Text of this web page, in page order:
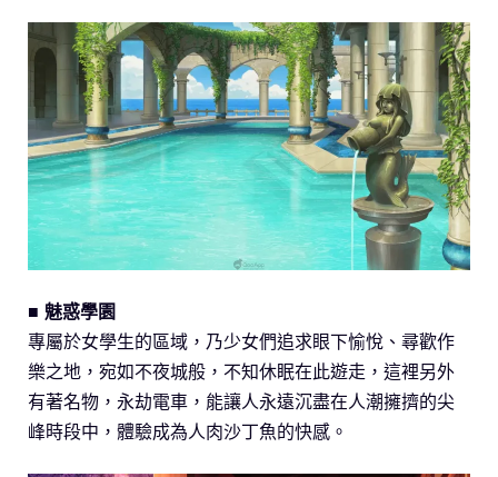
■ 魅惑學園
專屬於女學生的區域，乃少女們追求眼下愉悅、尋歡作
樂之地，宛如不夜城般，不知休眠在此遊走，這裡另外
有著名物，永劫電車，能讓人永遠沉盡在人潮擁擠的尖
峰時段中，體驗成為人肉沙丁魚的快感。